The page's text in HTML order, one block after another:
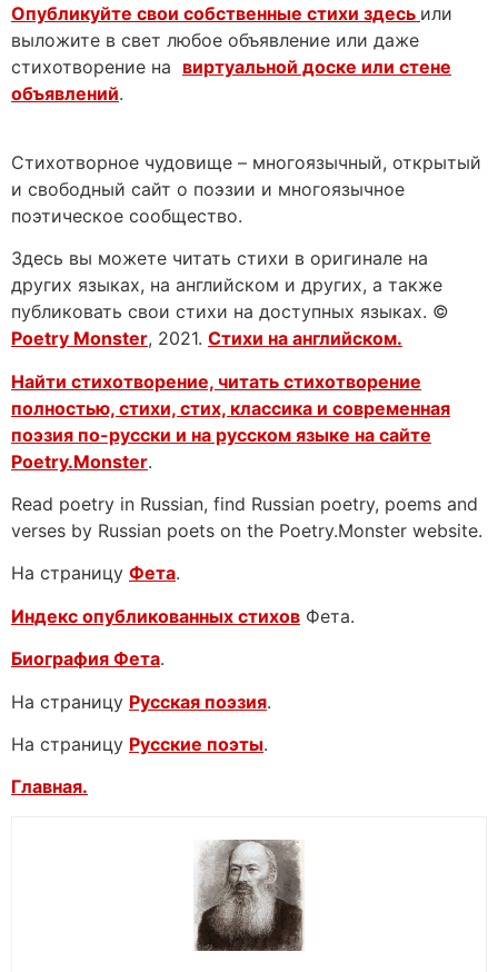
Опубликуйте свои собственные стихи здесь или
выложите в свет любое объявление или даже
стихотворение на виртуальной доске или стене
объявлений.
Стихотворное чудовище – многоязычный, открытый
и свободный сайт о поэзии и многоязычное
поэтическое сообщество.
Здесь вы можете читать стихи в оригинале на
других языках, на английском и других, а также
публиковать свои стихи на доступных языках. ©
Poetry Monster, 2021. Стихи на английском.
Найти стихотворение, читать стихотворение
полностью, стихи, стих, классика и современная
поэзия по-русски и на русском языке на сайте
Poetry.Monster.
Read poetry in Russian, find Russian poetry, poems and
verses by Russian poets on the Poetry.Monster website.
На страницу Фета.
Индекс опубликованных стихов Фета.
Биография Фета.
На страницу Русская поэзия.
На страницу Русские поэты.
Главная.